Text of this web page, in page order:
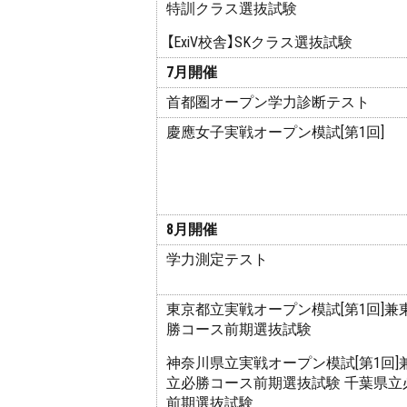
特訓クラス選抜試験
【ExiV校舎】SKクラス選抜試験
7月開催
首都圏オープン学力診断テスト
慶應女子実戦オープン模試[第1回]
8月開催
学力測定テスト
東京都立実戦オープン模試[第1回]兼
勝コース前期選抜試験
神奈川県立実戦オープン模試[第1回]
立必勝コース前期選抜試験 千葉県
前期選抜試験